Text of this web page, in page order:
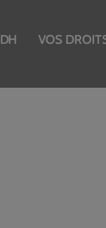
VOS